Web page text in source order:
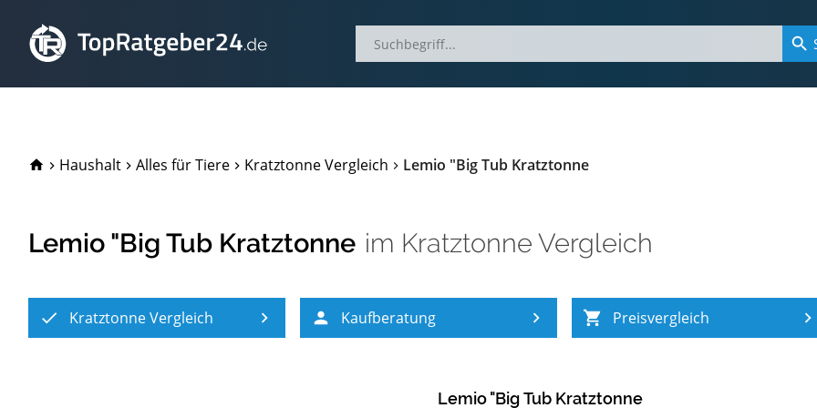
TopRatgeber24.de
Haushalt Alles für Tiere Kratztonne Vergleich Lemio "Big Tub Kratztonne
Lemio "Big Tub Kratztonne im Kratztonne Vergleich
Kratztonne Vergleich Kaufberatung Preisvergleich
Lemio "Big Tub Kratztonne